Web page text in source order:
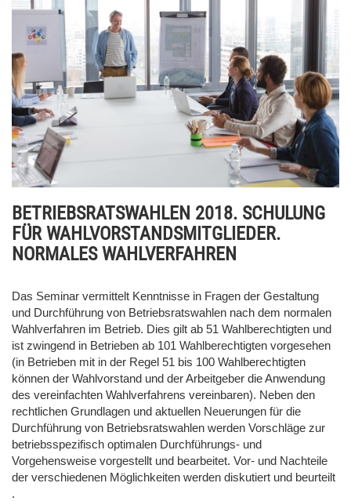
BETRIEBSRATSWAHLEN 2018. SCHULUNG
FÜR WAHLVORSTANDSMITGLIEDER.
NORMALES WAHLVERFAHREN
Das Seminar vermittelt Kenntnisse in Fragen der Gestaltung
und Durchführung von Betriebsratswahlen nach dem normalen
Wahlverfahren im Betrieb. Dies gilt ab 51 Wahlberechtigten und
ist zwingend in Betrieben ab 101 Wahlberechtigten vorgesehen
(in Betrieben mit in der Regel 51 bis 100 Wahlberechtigten
können der Wahlvorstand und der Arbeitgeber die Anwendung
des vereinfachten Wahlverfahrens vereinbaren). Neben den
rechtlichen Grundlagen und aktuellen Neuerungen für die
Durchführung von Betriebsratswahlen werden Vorschläge zur
betriebsspezifisch optimalen Durchführungs- und
Vorgehensweise vorgestellt und bearbeitet. Vor- und Nachteile
der verschiedenen Möglichkeiten werden diskutiert und beurteilt
.